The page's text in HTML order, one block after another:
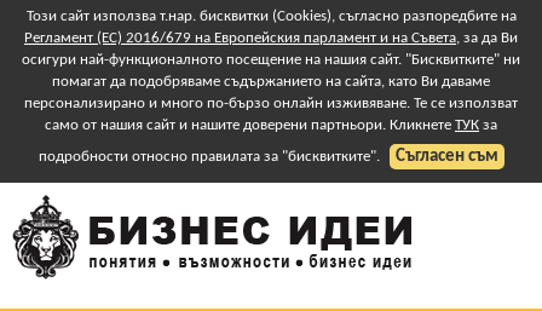
Този сайт използва т.нар. бисквитки (Cookies), съгласно разпоредбите на
Регламент (ЕС) 2016/679 на Европейския парламент и на Съвета, за да Ви
осигури най-функционалното посещение на нашия сайт. "Бисквитките" ни
помагат да подобряваме съдържанието на сайта, като Ви даваме
персонализирано и много по-бързо онлайн изживяване. Те се използват
само от нашия сайт и нашите доверени партньори. Кликнете ТУК за
подробности относно правилата за "бисквитките".
Съгласен съм